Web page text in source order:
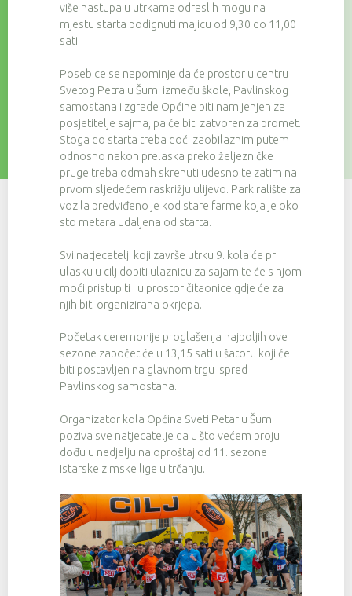
više nastupa u utrkama odraslih mogu na
mjestu starta podignuti majicu od 9,30 do 11,00
sati.
Posebice se napominje da će prostor u centru
Svetog Petra u Šumi između škole, Pavlinskog
samostana i zgrade Općine biti namijenjen za
posjetitelje sajma, pa će biti zatvoren za promet.
Stoga do starta treba doći zaobilaznim putem
odnosno nakon prelaska preko željezničke
pruge treba odmah skrenuti udesno te zatim na
prvom sljedećem raskrižju ulijevo. Parkiralište za
vozila predviđeno je kod stare farme koja je oko
sto metara udaljena od starta.
Svi natjecatelji koji završe utrku 9. kola će pri
ulasku u cilj dobiti ulaznicu za sajam te će s njom
moći pristupiti i u prostor čitaonice gdje će za
njih biti organizirana okrjepa.
Početak ceremonije proglašenja najboljih ove
sezone započet će u 13,15 sati u šatoru koji će
biti postavljen na glavnom trgu ispred
Pavlinskog samostana.
Organizator kola Općina Sveti Petar u Šumi
poziva sve natjecatelje da u što većem broju
dođu u nedjelju na oproštaj od 11. sezone
Istarske zimske lige u trčanju.